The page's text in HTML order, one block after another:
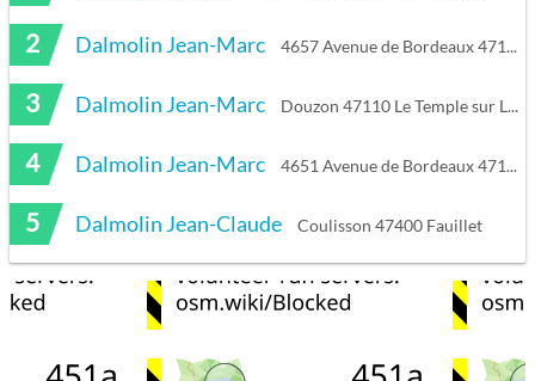
2 Dalmolin Jean-Marc 4657 Avenue de Bordeaux 47110 Le Temple-sur-Lot
3 Dalmolin Jean-Marc Douzon 47110 Le Temple sur Lot
4 Dalmolin Jean-Marc 4651 Avenue de Bordeaux 47110 Le Temple-sur-Lot
5 Dalmolin Jean-Claude Coulisson 47400 Fauillet